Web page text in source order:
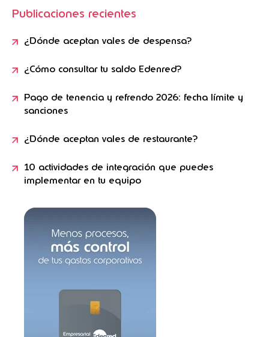
Publicaciones recientes
¿Dónde aceptan vales de despensa?
¿Cómo consultar tu saldo Edenred?
Pago de tenencia y refrendo 2026: fecha límite y
sanciones
¿Dónde aceptan vales de restaurante?
10 actividades de integración que puedes
implementar en tu equipo